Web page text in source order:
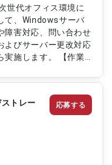
世代オフィス環境に
て、Windowsサーバ
障害対応、問い合わせ
よびサーバー更改対応
ます。 【作業
ントサーバー等） ・障
・PowerShell、バッ
クリプト設計・開
ティパッチ適用対応
対応（移行・撤収作
への移行対
トレー
応募する